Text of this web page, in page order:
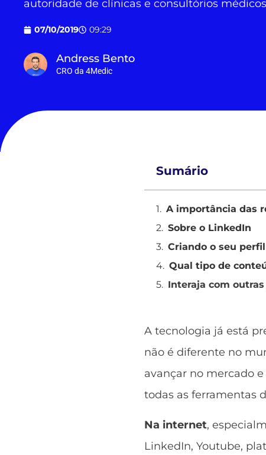
autoridade de clínicas e consultórios
07/10/2019 09:29
Andress Bento
CRO da 4Medic
Sumário
A importância das
Sobre o LinkedIn
Criando o seu
Qual tipo de
Interaja com outras
A tecnologia já está
não é diferente no
avançar no mercado
todas as ferramentas
Na internet,
LinkedIn, Youtube,